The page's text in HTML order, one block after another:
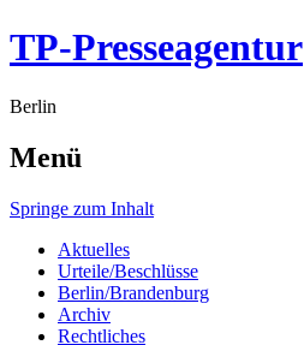
TP-Presseagentur
Berlin
Menü
Springe zum Inhalt
Aktuelles
Urteile/Beschlüsse
Berlin/Brandenburg
Archiv
Rechtliches